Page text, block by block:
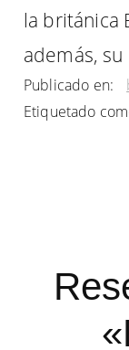
la británica
además,
Publicado en:
Etiquetado